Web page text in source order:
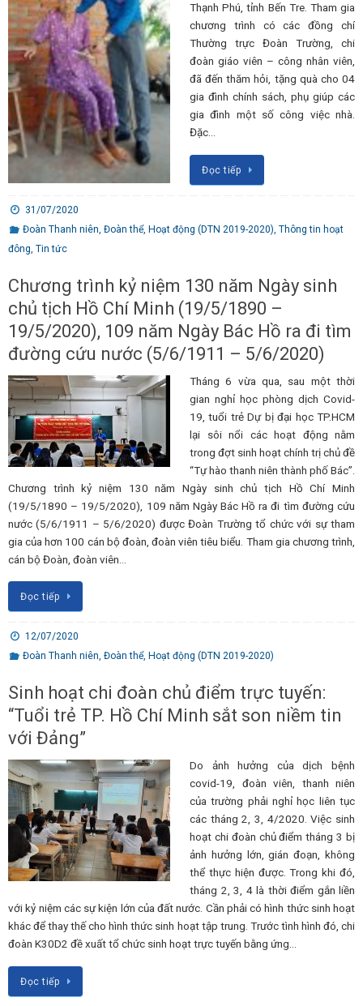
Thạnh Phú, tỉnh Bến Tre. Tham gia
chương trình có các đồng chí
Thường trực Đoàn Trường, chi
đoàn giáo viên – công nhân viên,
đã đến thăm hỏi, tặng quà cho 04
gia đình chính sách, phụ giúp các
gia đình một số công việc nhà.
Đặc…
Đọc tiếp
31/07/2020
Đoàn Thanh niên Đoàn thể, Hoạt động (DTN 2019-2020) Thông tin hoạt
đông Tin tức
Chương trình kỷ niệm 130 năm Ngày sinh
chủ tịch Hồ Chí Minh (19/5/1890 –
19/5/2020), 109 năm Ngày Bác Hồ ra đi tìm
đường cứu nước (5/6/1911 – 5/6/2020)
Tháng 6 vừa qua, sau một thời
gian nghỉ học phòng dịch Covid-
19, tuổi trẻ Dự bị đại học TP.HCM
lại sôi nổi các hoạt động nằm
trong đợt sinh hoạt chính trị chủ đề
“Tự hào thanh niên thành phố Bác”.
Chương trình kỷ niệm 130 năm Ngày sinh chủ tịch Hồ Chí Minh
(19/5/1890 – 19/5/2020), 109 năm Ngày Bác Hồ ra đi tìm đường cứu
nước (5/6/1911 – 5/6/2020) được Đoàn Trường tổ chức với sự tham
gia của hơn 100 cán bộ đoàn, đoàn viên tiêu biểu. Tham gia chương trình,
cán bộ Đoàn, đoàn viên…
Đọc tiếp
12/07/2020
Đoàn Thanh niên, Đoàn thể, Hoạt động (DTN 2019-2020)
Sinh hoạt chi đoàn chủ điểm trực tuyến:
“Tuổi trẻ TP. Hồ Chí Minh sắt son niềm tin
với Đảng”
Do ảnh hưởng của dịch bệnh
covid-19, đoàn viên, thanh niên
của trường phải nghỉ học liên tục
các tháng 2, 3, 4/2020. Việc sinh
hoạt chi đoàn chủ điểm tháng 3 bị
ảnh hưởng lớn, gián đoạn, không
thể thực hiện được. Trong khi đó,
tháng 2, 3, 4 là thời điểm gắn liền
với kỷ niệm các sự kiện lớn của đất nước. Cần phải có hình thức sinh hoạt
khác để thay thế cho hình thức sinh hoạt tập trung. Trước tình hình đó, chi
đoàn K30D2 đề xuất tổ chức sinh hoạt trực tuyến bằng ứng…
Đọc tiếp